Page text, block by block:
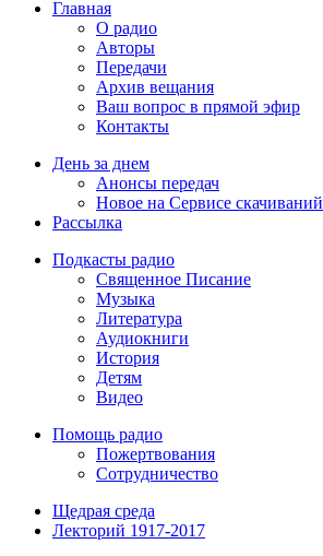
Главная
О радио
Авторы
Передачи
Архив вещания
Ваш вопрос в прямой эфир
Контакты
День за днем
Анонсы передач
Новое на Сервисе скачиваний
Рассылка
Подкасты радио
Священное Писание
Музыка
Литература
Аудиокниги
История
Детям
Видео
Помощь радио
Пожертвования
Сотрудничество
Щедрая среда
Лекторий 1917-2017